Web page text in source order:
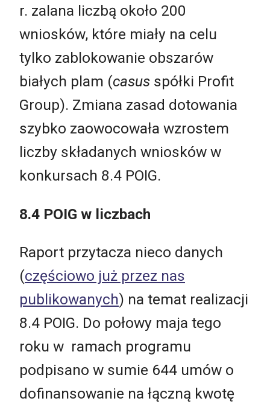
r. zalana liczbą około 200
wniosków, które miały na celu
tylko zablokowanie obszarów
białych plam (casus spółki Profit
Group). Zmiana zasad dotowania
szybko zaowocowała wzrostem
liczby składanych wniosków w
konkursach 8.4 POIG.
8.4 POIG w liczbach
Raport przytacza nieco danych
(częściowo już przez nas
publikowanych) na temat realizacji
8.4 POIG. Do połowy maja tego
roku w ramach programu
podpisano w sumie 644 umów o
dofinansowanie na łączną kwotę